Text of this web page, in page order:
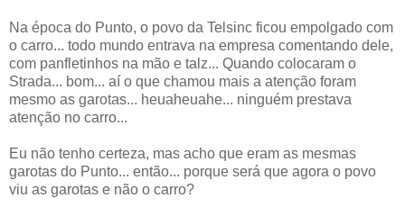
Na época do Punto, o povo da Telsinc ficou empolgado com
o carro... todo mundo entrava na empresa comentando dele,
com panfletinhos na mão e talz... Quando colocaram o
Strada... bom... aí o que chamou mais a atenção foram
mesmo as garotas... heuaheuahe... ninguém prestava
atenção no carro...
Eu não tenho certeza, mas acho que eram as mesmas
garotas do Punto... então... porque será que agora o povo
viu as garotas e não o carro?